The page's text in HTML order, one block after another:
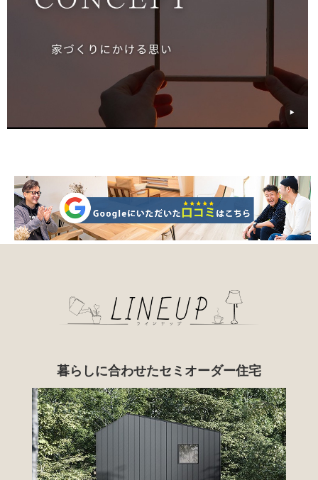
暮らしに合わせたセミオーダー住宅